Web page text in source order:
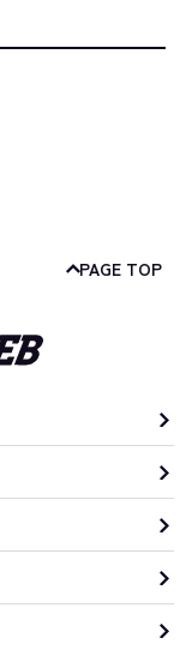
PAGE TOP